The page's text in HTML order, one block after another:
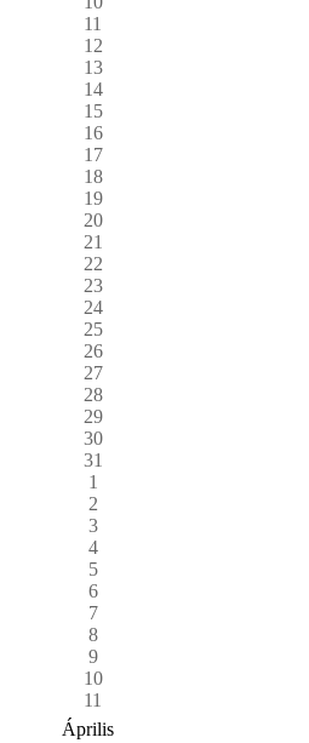
11
12
13
14
15
16
17
18
19
20
21
22
23
24
25
26
27
28
29
30
31
1
2
3
4
5
6
7
8
9
10
11
Április